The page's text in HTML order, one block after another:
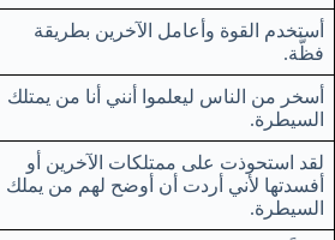
أستخدم القوة وأعامل الآخرين بطريقة
فظَّة.
أسخر من الناس ليعلموا أنني أنا من يمتلك
السيطرة.
لقد استحوذت على ممتلكات الآخرين أو
أفسدتها لأني أردت أن أوضح لهم من يملك
السيطرة.